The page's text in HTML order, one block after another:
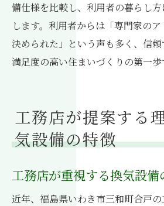
備仕様を比較し、利用者の暮らし
します。利用者からは「専門家の
決められた」という声も多く、信
満足度の高い住まいづくりの第一歩
工務店が提案する
気設備の特徴
工務店が重視する換気設備
近年、福島県いわき市三和町合戸